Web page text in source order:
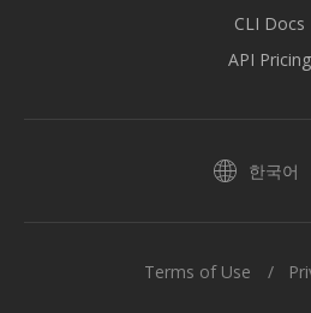
CLI Docs
API Pricing
한국어
Terms of Use